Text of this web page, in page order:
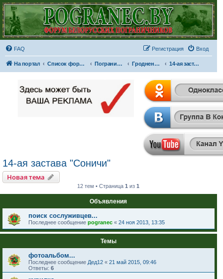
FAQ Вход
Регистрация
На портал Список форумов Пограничные отряды и части Гродненская пограничная группа 14-ая застава "Соничи"
14-ая застава "Соничи"
Новая тема
12 тем • Страница1 из1
Объявления
поиск сослуживцев...
Последнее сообщение pogranec « 24 ноя 2013, 13:35
Темы
фотоальбом...
Последнее сообщение Дед12 « 21 май 2015, 09:46
Ответы: 6